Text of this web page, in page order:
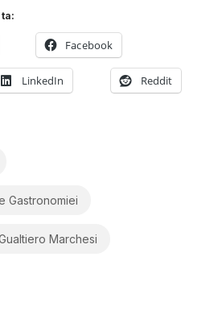
Facebook
LinkedIn Reddit
Gastronomiei
Marchesi